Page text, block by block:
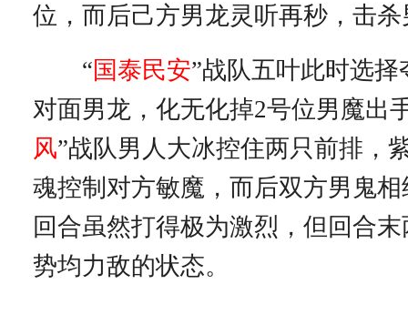
位，而后己方男龙灵听再秒，击
“国泰民安”战队五叶此时选
对面男龙，化无化掉2号位男魔出
风”战队男人大冰控住两只前排，
魂控制对方敏魔，而后双方男鬼
回合虽然打得极为激烈，但回合
势均力敌的状态。